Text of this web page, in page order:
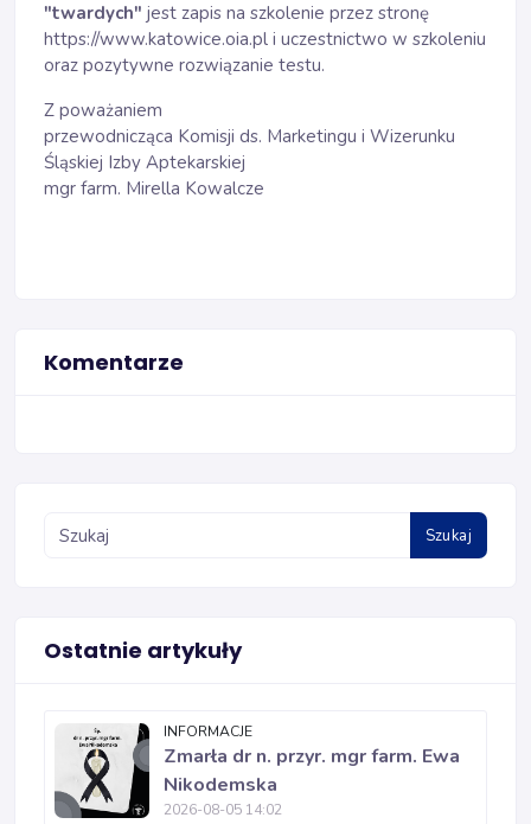
"twardych" jest zapis na szkolenie przez stronę
https://www.katowice.oia.pl i uczestnictwo w szkoleniu
oraz pozytywne rozwiązanie testu.
Z poważaniem
przewodnicząca Komisji ds. Marketingu i Wizerunku
Śląskiej Izby Aptekarskiej
mgr farm. Mirella Kowalcze
Komentarze
Szukaj
Ostatnie artykuły
INFORMACJE
Zmarła dr n. przyr. mgr farm. Ewa
Nikodemska
2026-08-05 14:02